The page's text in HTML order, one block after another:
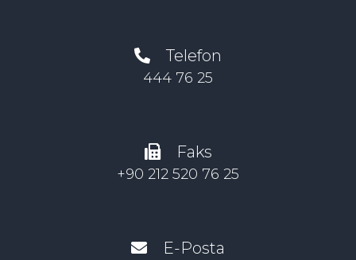
Telefon
444 76 25
Faks
+90 212 520 76 25
E-Posta